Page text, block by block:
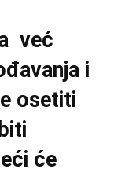
već
i
osetiti
će